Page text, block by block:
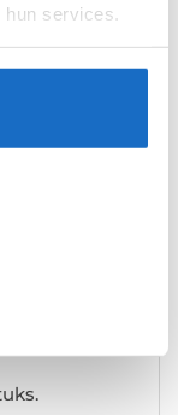
services.
ultra-dun
dik met een
hem met je